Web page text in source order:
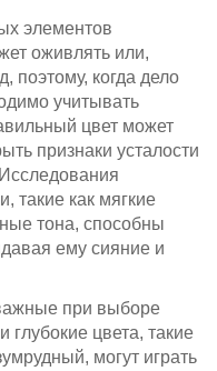
элементов
оживлять или,
поэтому, когда дело
учитывать
цвет может
признаки усталости
такие как мягкие
тона, способны
ему сияние и
при выборе
цвета, такие
могут играть